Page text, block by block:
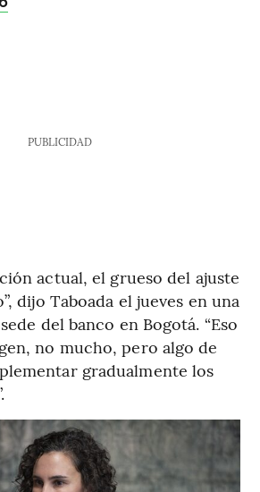
PUBLICIDAD
actual, el grueso del ajuste
dijo Taboada el jueves en una
del banco en Bogotá. “Eso
no mucho, pero algo de
gradualmente los